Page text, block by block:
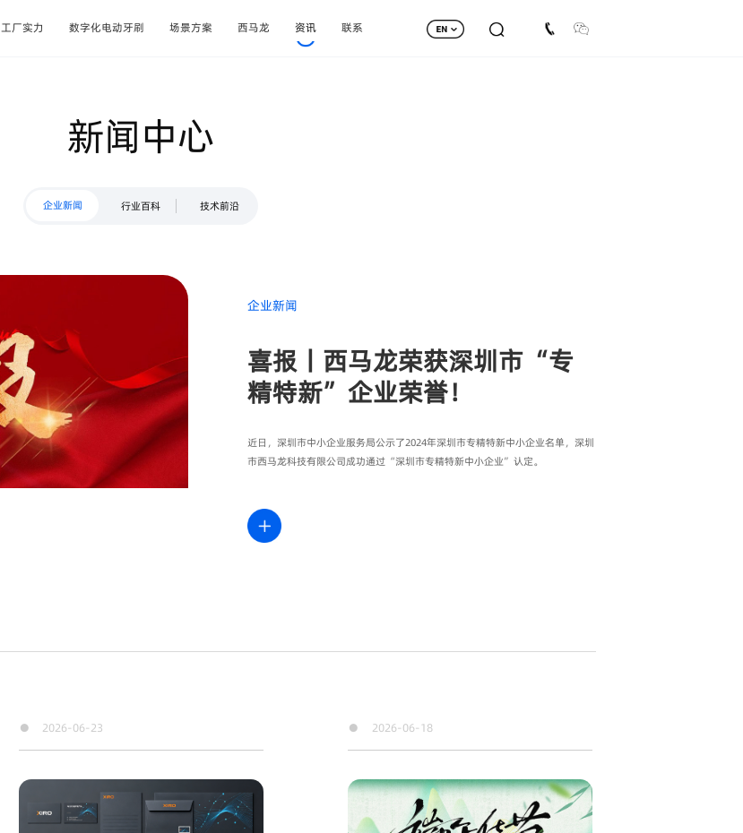
工厂实力 数字化电动牙刷 场景方案 西马龙 资讯 联系
新闻中心
企业新闻 行业百科 技术前沿
企业新闻
喜报丨西马龙荣获深圳市“专
精特新”企业荣誉！
近日，深圳市中小企业服务局公示了2024年深圳市专精特新中小企业名单，深圳
市西马龙科技有限公司成功通过“深圳市专精特新中小企业”认定。
● 2026-06-23 ● 2026-06-18